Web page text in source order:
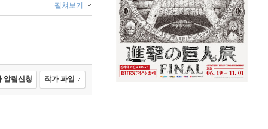
펼쳐보기
알림신청 작가 파일